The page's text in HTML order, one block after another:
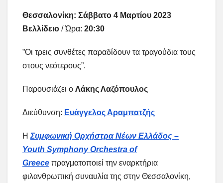
Θεσσαλονίκη: Σάββατο 4 Μαρτίου 2023
Βελλίδειο / Ώρα: 20:30
”Οι τρεις συνθέτες παραδίδουν τα τραγούδια τους
στους νεότερους”.
Παρουσιάζει ο Λάκης Λαζόπουλος
Διεύθυνση: Ευάγγελος Αραμπατζής
Η Συμφωνική Ορχήστρα Νέων Ελλάδος –
Youth Symphony Orchestra of
Greece πραγματοποιεί την εναρκτήρια
φιλανθρωπική συναυλία της στην Θεσσαλονίκη,